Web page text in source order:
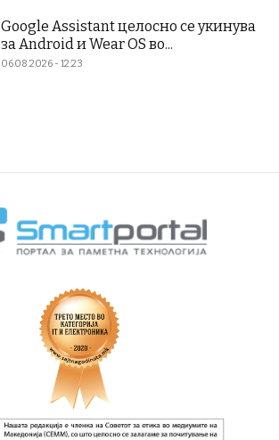
Google Assistant целосно се укинува
за Android и Wear OS во...
06.08.2026 - 12:23